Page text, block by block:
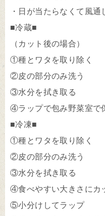
・日が当たらなくて風
■冷蔵■
（カット後の場合）
①種とワタを取り除く
②皮の部分のみ洗う
③水分を拭き取る
④ラップで包み野菜室で
■冷凍■
①種とワタを取り除く
②皮の部分のみ洗う
③水分を拭き取る
④食べやすい大きさにカ
⑤小分けしてラップ